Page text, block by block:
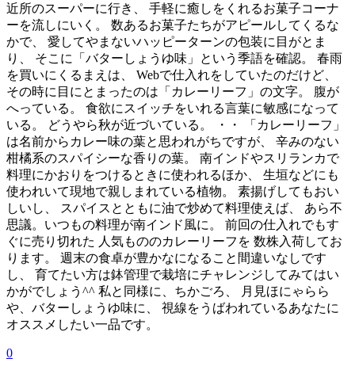
近所のスーパーに行き、 手軽に癒しをくれるお菓子コーナ
ーを流しにいく。 数あるお菓子たちがアピールしてくるな
かで、 愛してやまないハッピーターンの包装に目がとま
り、 そこに「バターしょうゆ味」という季語を確認。 春雨
を買いにくるまえは、 Webで仕入れをしていたのだけど、
その時に目にとまったのは「カレーリーフ」の文字。 腹が
へっている。 食欲にスイッチをいれる言葉に敏感になって
いる。 どうやら秋が近づいている。 ・・ 「カレーリーフ」
は名前からカレー味の葉と思われがちですが、 辛みのない
柑橘系のスパイシーな香りの葉。 南インドやスリランカで
料理にかおりをつけるときに使われるほか、 生垣などにも
使われいて現地で親しまれている植物。 素揚げしてもおい
しいし、 スパイスとともに油で炒めて料理使えば、 あら不
思議。いつもの料理が南インド風に。 前回の仕入れでもす
ぐに売り切れた 人気もののカレーリーフを 数株入荷してお
ります。 週末の食卓が豊かなになること間違いなしです
し、 育てたい方は鉢管理で栽培にチャレンジしてみてはい
かがでしょう^^ 私と同様に、ちかごろ、 月見ほにゃらら
や、バターしょうゆ味に、 視線をうばわれているあなたに
オススメしたい一品です。
0